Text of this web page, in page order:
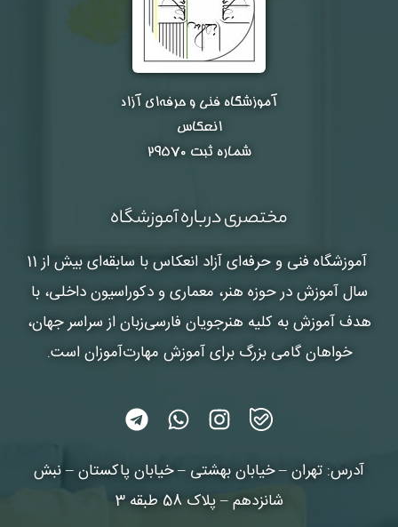
آموزشگاه فنی و حرفه‌ای آزاد
انعکاس
شماره ثبت ۲۹۵۷۰
مختصری درباره آموزشگاه
آموزشگاه فنی و حرفه‌ای آزاد انعکاس
با سابقه‌ای بیش از 11
سال آموزش در حوزه هنر، معماری و دکوراسیون داخلی، با
هدف آموزش به کلیه هنرجویان فارسی‌زبان از سراسر جهان،
خواهان گامی بزرگ برای آموزش مهارت‌آموزان است.
آدرس: تهران – خیابان بهشتی – خیابان پاکستان – نبش
شانزدهم – پلاک 58 طبقه 3